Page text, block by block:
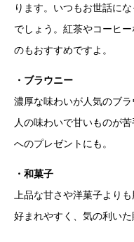
ります。いつもお世話に
でしょう。紅茶やコーヒ
のもおすすめですよ。
・ブラウニー
濃厚な味わいが人気のブ
人の味わいで甘いものが
へのプレゼントにも。
・和菓子
上品な甘さや洋菓子より
好まれやすく、気の利いた